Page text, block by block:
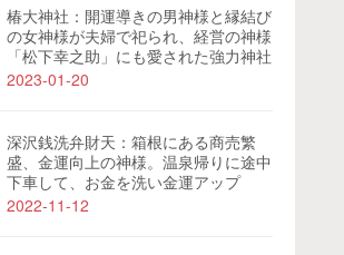
椿大神社：開運導きの男神様と縁結び
の女神様が夫婦で祀られ、経営の神様
「松下幸之助」にも愛された強力神社
2023-01-20
深沢銭洗弁財天：箱根にある商売繁
盛、金運向上の神様。温泉帰りに途中
下車して、お金を洗い金運アップ
2022-11-12